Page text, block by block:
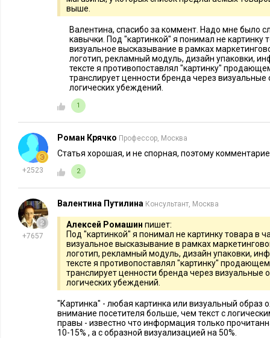
выше.
Валентина, спасибо за коммент. Надо мне было
кавычки. Под "картинкой" я понимал не картинку
визуальное высказывание в рамках
логотип, рекламный модуль, дизайн упаковки,
тексте я противопоставлял "картинку"
транслирует ценности бренда через визуальные
логических убеждений.
1
+2523
Роман Крячко Профессор, Москва
Статья хорошая, и не спорная, поэтому
2
+7657
Валентина Путилина Консультант, Москва
Алексей Ромашин пишет:
Под "картинкой" я понимал не картинку товара в
визуальное высказывание в рамках
логотип, рекламный модуль, дизайн упаковки,
тексте я противопоставлял "картинку"
транслирует ценности бренда через визуальные
логических убеждений.
"Картинка" - любая картинка или визуальный образ
внимание посетителя больше, чем текст с
правы - известно что информация только
10-15% , а с образной визуализацией на 50%.